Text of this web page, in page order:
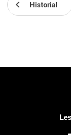
Historial